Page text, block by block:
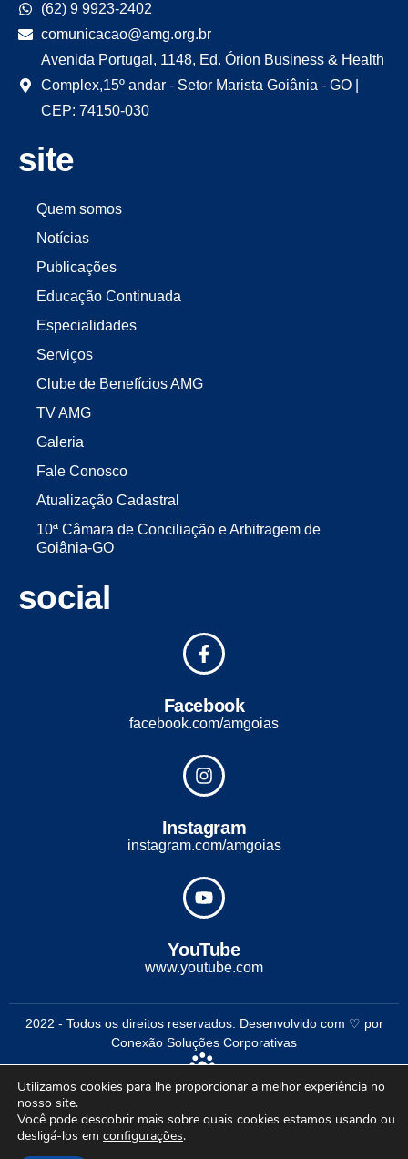
(62) 9 9923-2402
comunicacao@amg.org.br
Avenida Portugal, 1148, Ed. Órion Business & Health
Complex,15º andar - Setor Marista Goiânia - GO |
CEP: 74150-030
site
Quem somos
Notícias
Publicações
Educação Continuada
Especialidades
Serviços
Clube de Benefícios AMG
TV AMG
Galeria
Fale Conosco
Atualização Cadastral
10ª Câmara de Conciliação e Arbitragem de
Goiânia-GO
social
Facebook
facebook.com/amgoias
Instagram
instagram.com/amgoias
YouTube
www.youtube.com
2022 - Todos os direitos reservados. Desenvolvido com ♡ por
Conexão Soluções Corporativas
Utilizamos cookies para lhe proporcionar a melhor experiência no
nosso site.
Você pode descobrir mais sobre quais cookies estamos usando ou
desligá-los em configurações.